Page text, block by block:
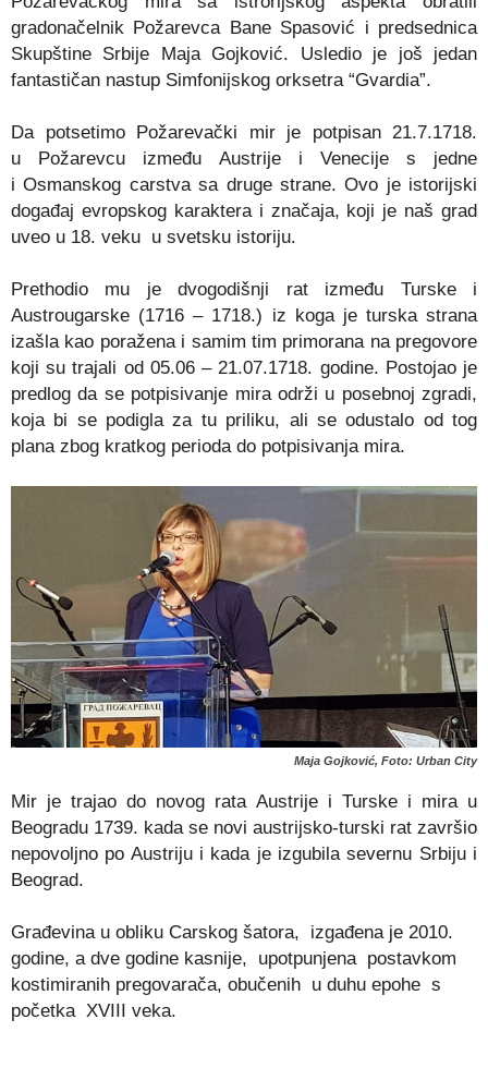
gradonačelnik Požarevca Bane Spasović i predsednica
Skupštine Srbije Maja Gojković. Usledio je još jedan
fantastičan nastup Simfonijskog orksetra “Gvardia”.
Da potsetimo Požarevački mir je potpisan 21.7.1718.
u Požarevcu između Austrije i Venecije s jedne
i Osmanskog carstva sa druge strane. Ovo je istorijski
događaj evropskog karaktera i značaja, koji je naš grad
uveo u 18. veku u svetsku istoriju.
Prethodio mu je dvogodišnji rat između Turske i
Austrougarske (1716 – 1718.) iz koga je turska strana
izašla kao poražena i samim tim primorana na pregovore
koji su trajali od 05.06 – 21.07.1718. godine. Postojao je
predlog da se potpisivanje mira održi u posebnoj zgradi,
koja bi se podigla za tu priliku, ali se odustalo od tog
plana zbog kratkog perioda do potpisivanja mira.
Maja Gojković, Foto: Urban City
Mir je trajao do novog rata Austrije i Turske i mira u
Beogradu 1739. kada se novi austrijsko-turski rat završio
nepovoljno po Austriju i kada je izgubila severnu Srbiju i
Beograd.
Građevina u obliku Carskog šatora, izgađena je 2010.
godine, a dve godine kasnije, upotpunjena postavkom
kostimiranih pregovarača, obučenih u duhu epohe s
početka XVIII veka.